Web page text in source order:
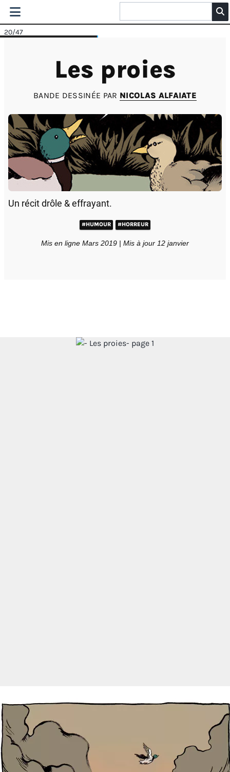
20/47
Les proies
BANDE DESSINÉE PAR NICOLAS ALFAIATE
Un récit drôle & effrayant.
#HUMOUR #HORREUR
Mis en ligne Mars 2019 | Mis à jour 12 janvier